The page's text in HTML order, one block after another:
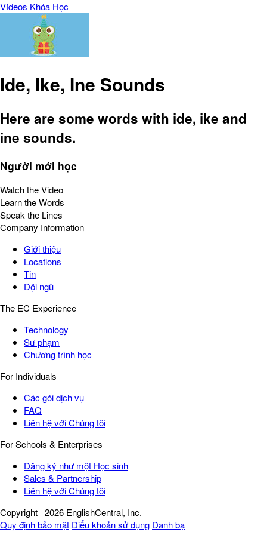
Vídeos Khóa Học
Ide, Ike, Ine Sounds
Here are some words with ide, ike and
ine sounds.
Người mới học
Watch the Video
Learn the Words
Speak the Lines
Company Information
Giới thiệu
Locations
Tin
Đội ngũ
The EC Experience
Technology
Sư phạm
Chương trình học
For Individuals
Các gói dịch vụ
FAQ
Liên hệ với Chúng tôi
For Schools & Enterprises
Đăng ký như một Học sinh
Sales & Partnership
Liên hệ với Chúng tôi
Copyright 2026 EnglishCentral, Inc.
Quy định bảo mậtĐiểu khoản sử dụng Danh bạ